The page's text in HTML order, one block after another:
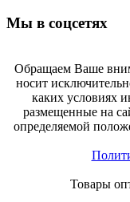
Мы в соцсетях
Обращаем Ваше
носит
каких условиях
размещенные на
определяемой
Товары